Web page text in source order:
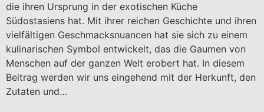
die ihren Ursprung in der exotischen Küche
Südostasiens hat. Mit ihrer reichen Geschichte und ihren
vielfältigen Geschmacksnuancen hat sie sich zu einem
kulinarischen Symbol entwickelt, das die Gaumen von
Menschen auf der ganzen Welt erobert hat. In diesem
Beitrag werden wir uns eingehend mit der Herkunft, den
Zutaten und…